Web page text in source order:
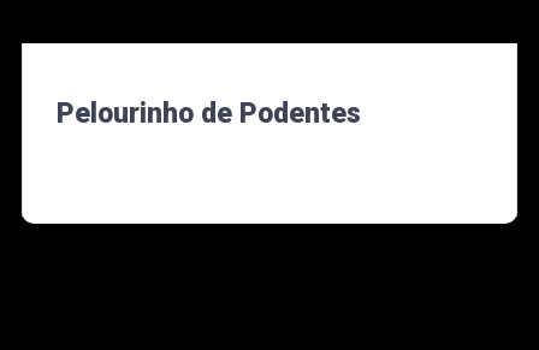
Pelourinho de Podentes